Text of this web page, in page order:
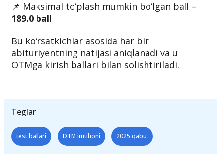
📌 Maksimal to‘plash mumkin bo‘lgan ball –
189.0 ball
Bu ko‘rsatkichlar asosida har bir
abituriyentning natijasi aniqlanadi va u
OTMga kirish ballari bilan solishtiriladi.
Teglar
test ballari DTM imtihoni 2025 qabul